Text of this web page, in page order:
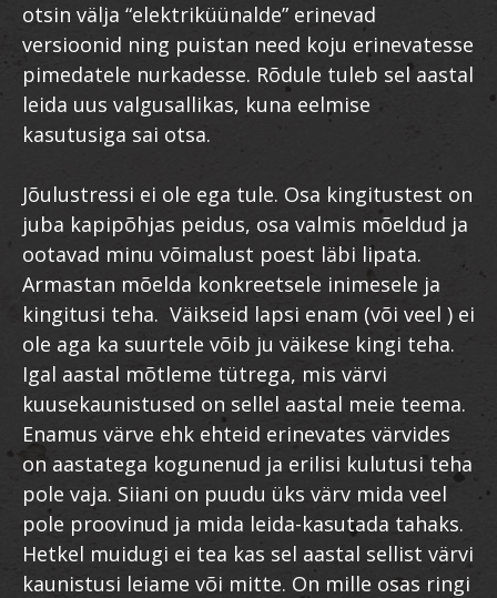
otsin välja “elektriküünalde” erinevad
versioonid ning puistan need koju erinevatesse
pimedatele nurkadesse. Rõdule tuleb sel aastal
leida uus valgusallikas, kuna eelmise
kasutusiga sai otsa.
Jõulustressi ei ole ega tule. Osa kingitustest on
juba kapipõhjas peidus, osa valmis mõeldud ja
ootavad minu võimalust poest läbi lipata.
Armastan mõelda konkreetsele inimesele ja
kingitusi teha. Väikseid lapsi enam (või veel ) ei
ole aga ka suurtele võib ju väikese kingi teha.
Igal aastal mõtleme tütrega, mis värvi
kuusekaunistused on sellel aastal meie teema.
Enamus värve ehk ehteid erinevates värvides
on aastatega kogunenud ja erilisi kulutusi teha
pole vaja. Siiani on puudu üks värv mida veel
pole proovinud ja mida leida-kasutada tahaks.
Hetkel muidugi ei tea kas sel aastal sellist värvi
kaunistusi leiame või mitte. On mille osas ringi